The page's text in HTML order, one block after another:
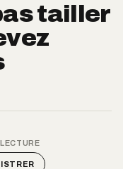
tailler